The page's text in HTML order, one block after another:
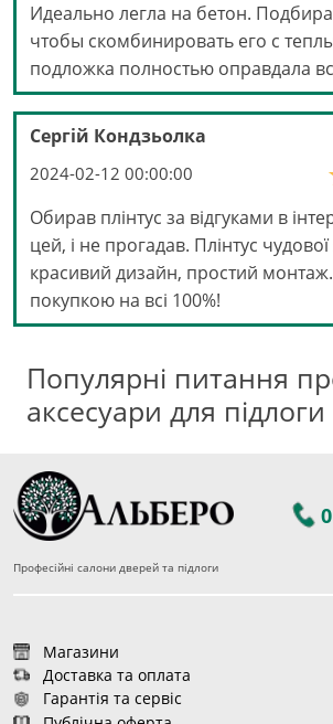
Идеально легла на бетон.
чтобы скомбинировать его с
подложка полностью оправдала
Сергій Кондзьолка
2024-02-12 00:00:00
Обирав плінтус за відгуками в
цей, і не прогадав. Плінтус чудової
красивий дизайн, простий
покупкою на всі 100%!
Популярні питання
аксесуари для підлоги
Професійні салони дверей та підлоги
Магазини
Доставка та оплата
Гарантія та сервіс